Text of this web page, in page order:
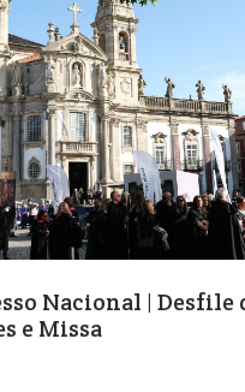
Nacional | Desfile
e Missa